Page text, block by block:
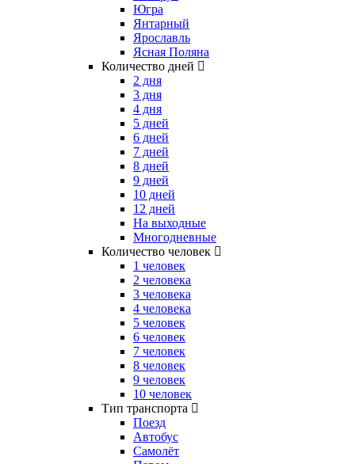
Югра
Янтарный
Ярославль
Ясная Поляна
Количество дней
2 дня
3 дня
4 дня
5 дней
6 дней
7 дней
8 дней
9 дней
10 дней
12 дней
На выходные
Многодневные
Количество человек
1 человек
2 человека
3 человека
4 человека
5 человек
6 человек
7 человек
8 человек
9 человек
10 человек
Тип транспорта
Поезд
Автобус
Самолёт